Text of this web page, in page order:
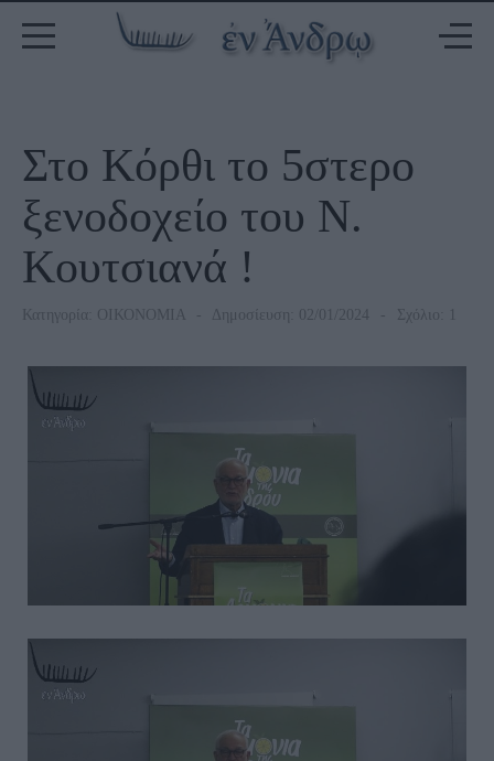
Στο Κόρθι το 5στερο
ξενοδοχείο του Ν.
Κουτσιανά !
Κατηγορία: ΟΙΚΟΝΟΜΙΑ Δημοσίευση: 02/01/2024 Σχόλιο: 1